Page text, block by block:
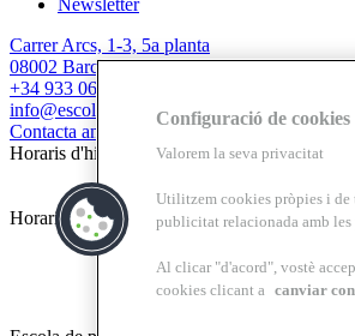
Carrer Arcs, 1-3, 5a planta
08002 Barcelona
+34 933 067 844
info@escolasert.com
Contacta amb nosaltres
Horaris d'hivern: DLL a DJ de 8.30 a 16.30
Horaris d’estiu (24/6 al 11/9) DLL a DV de
Configuració de cookies
Valorem la seva privacitat
Utilitzem cookies pròpies i de
publicitat relacionada amb les
Al clicar "d'acord", vostè
cookies clicant a canviar